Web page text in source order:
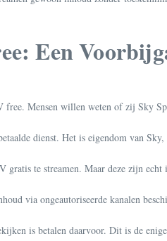
Een
Mensen willen weten of zij Sky
dienst. Het is eigendom van
te streamen. Maar deze zijn
via ongeautoriseerde kanalen
is betalen daarvoor. Dit is de